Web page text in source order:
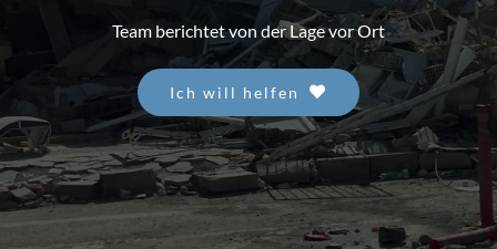
SPENDEN
Team berichtet von der Lage vor Ort
Ich will helfen